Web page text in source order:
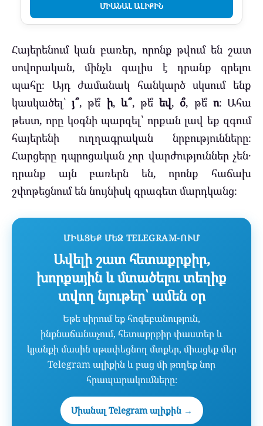
ՄԻԱՆԱԼ ԱԼԻՔԻՆ
Հայերենում կան բառեր, որոնք թվում են շատ
սովորական, մինչև գալիս է դրանք գրելու
պահը։ Այդ ժամանակ հանկարծ սկսում ենք
կասկածել՝յ՞, թե՞ ի, և՞, թե՞եվ, օ՞, թե՞ ո։ Ահա
թեստ, որը կօգնի պարզել՝ որքան լավ եք զգում
հայերենի ուղղագրական նրբությունները։
Հարցերը դպրոցական չոր վարժություններ չեն․
դրանք այն բառերն են, որոնք հաճախ
շփոթեցնում են նույնիսկ գրագետ մարդկանց։
ՄԻԱՑԵՔ ՄԵԶ TELEGRAM-ՈՒՄ
Ավելի շատ հետաքրքիր,
խորքային և մտածելու տեղիք
տվող նյութեր՝ ամեն օր
Եթե սիրում եք հոգեբանություն,
ինքնաճանաչում, հետաքրքիր փաստեր և
կյանքի մասին սթափեցնող մտքեր, միացեք մեր
Telegram ալիքին և բաց մի թողեք նոր
հրապարակումները։
Միանալ Telegram ալիքին →